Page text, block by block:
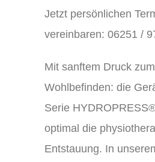
Jetzt persönlichen
vereinbaren: 06251 /
Mit sanftem Druck zum
Wohlbefinden: die
Serie
optimal die
Entstauung. In